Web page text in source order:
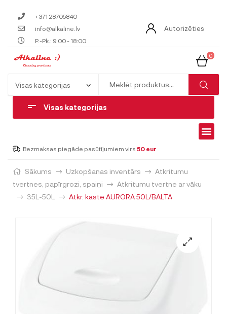
+371 28705840
info@alkaline.lv
P.-Pk.: 9:00 - 18:00
Autorizēties
0
Visas kategorijas
Bezmaksas piegāde pasūtījumiem virs 50 eur
Sākums Uzkopšanas inventārs
Atkritumu
tvertnes, papīrgrozi, spaiņi
Atkritumu tvertne ar vāku
35L-50L
Atkr. kaste AURORA 50L/BALTA